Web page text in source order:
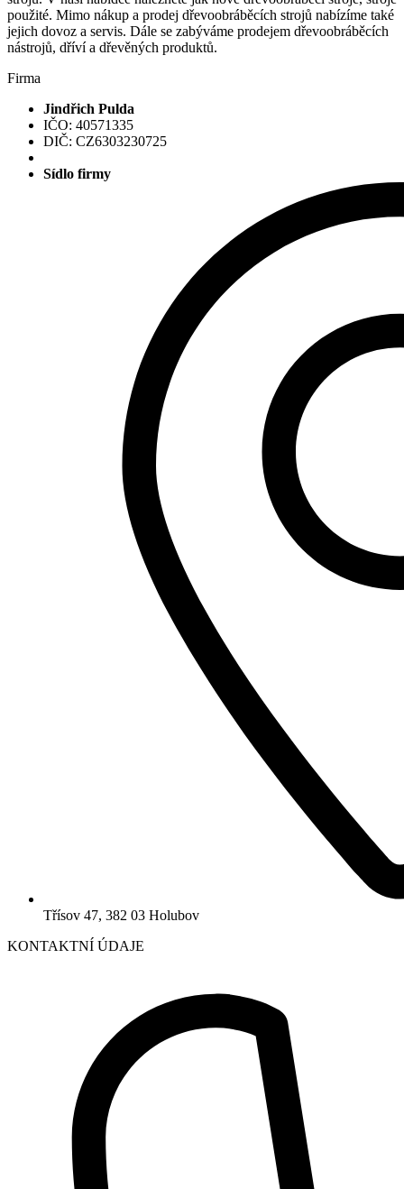
použité. Mimo nákup a prodej dřevoobráběcích strojů nabízíme také
jejich dovoz a servis. Dále se zabýváme prodejem dřevoobráběcích
nástrojů, dříví a dřevěných produktů.
Firma
Jindřich Pulda
IČO: 40571335
DIČ: CZ6303230725
Sídlo firmy
Třísov 47, 382 03 Holubov
KONTAKTNÍ ÚDAJE